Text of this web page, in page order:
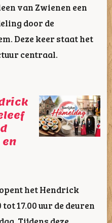
van Zwienen een
door de
Deze keer staat het
centraal.
en
het Hendrick
17.00 uur de deuren